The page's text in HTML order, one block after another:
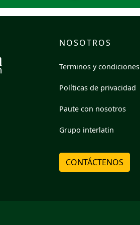
NOSOTROS
Terminos y condiciones
Políticas de privacidad
Paute con nosotros
Grupo interlatin
CONTÁCTENOS